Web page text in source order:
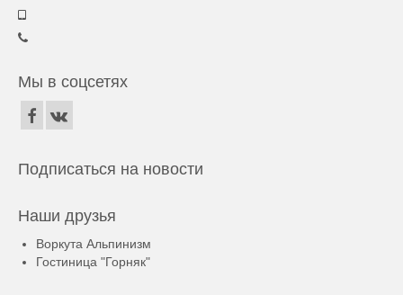
Мы в соцсетях
Подписаться на новости
Наши друзья
Воркута Альпинизм
Гостиница "Горняк"